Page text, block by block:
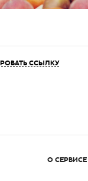
ССЫЛКУ
О СЕРВИСЕ